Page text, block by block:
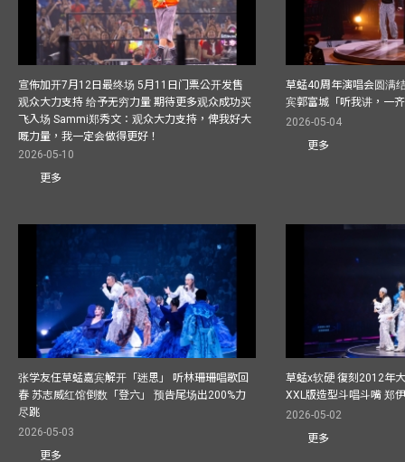
宣佈加开7月12日最终场 5月11日门票公开发售
观众大力支持 给予无穷力量 期待更多观众成功买
飞入场 Sammi郑秀文：观众大力支持，俾我好大
嘅力量，我一定会做得更好！
2026-05-10
更多
草蜢40周年演唱会圆满
宾郭富城「听我讲，一
2026-05-04
更多
张学友任草蜢嘉宾解开「迷思」 听林珊珊唱歌回
春 苏志威红馆倒数「登六」 预告尾场出200%力
尽跳
2026-05-03
更多
草蜢x软硬 復刻2012年
XXL版造型斗唱斗嘴 郑
2026-05-02
更多